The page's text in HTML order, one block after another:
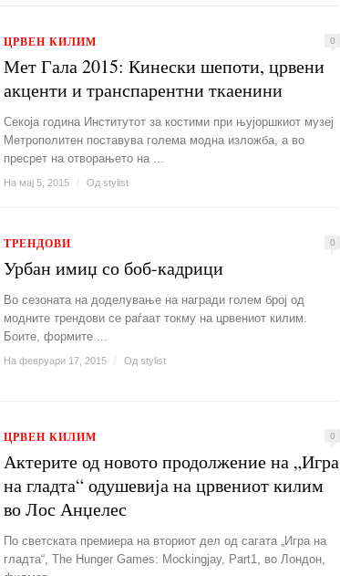
ЦРВЕН КИЛИМ 0
Мет Гала 2015: Кинески шепоти, црвени
акценти и транспарентни ткаенини
Секоја година Институтот за костими при њујоршкиот музеј
Метрополитен поставува голема модна изложба, а во
пресрет на отворањето на ...
На мај 5, 2015 / Од stylist
ТРЕНДОВИ 0
Урбан имиџ со боб-кадрици
Во сезоната на доделување на награди голем број од
модните трендови се раѓаат токму на црвениот килим.
Боите, формите ...
На февруари 17, 2015 / Од stylist
ЦРВЕН КИЛИМ 0
Актерите од новото продолжение на „Игра
на гладта“ одушевија на црвениот килим
во Лос Анџелес
По светската премиера на вториот дел од сагата „Игра на
гладта“, The Hunger Games: Mockingjay, Part1, во Лондон,